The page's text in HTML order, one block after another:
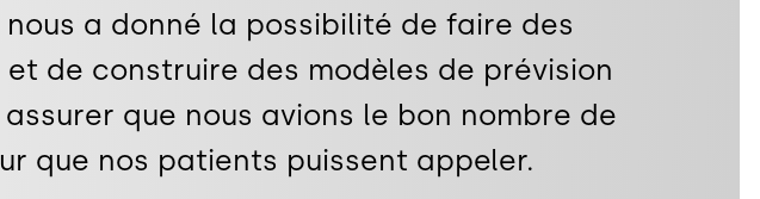
a donné la possibilité de faire des
de construire des modèles de prévision
que nous avions le bon nombre de
que nos patients puissent appeler.